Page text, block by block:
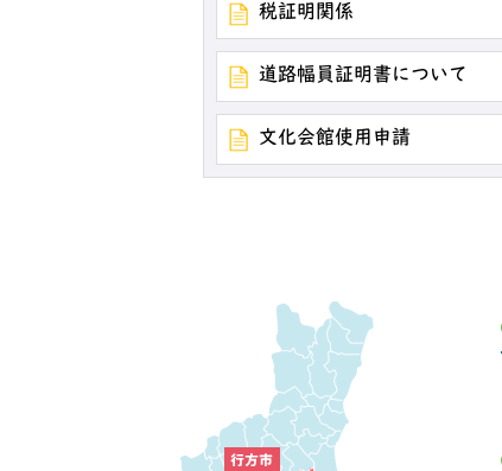
税証明関係
道路幅員証明書について
文化会館使用申請